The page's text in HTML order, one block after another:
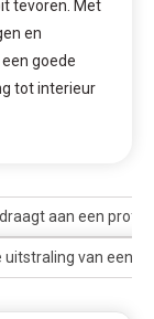
tevoren. Met
en
goede
tot interieur
aan een
van een